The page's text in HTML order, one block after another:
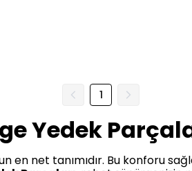
1
Yedek
net tanımıdır. Bu konforu